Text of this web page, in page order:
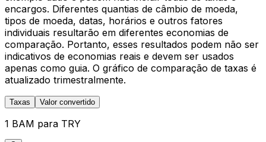
encargos. Diferentes quantias de câmbio de moeda,
tipos de moeda, datas, horários e outros fatores
individuais resultarão em diferentes economias de
comparação. Portanto, esses resultados podem não ser
indicativos de economias reais e devem ser usados
apenas como guia. O gráfico de comparação de taxas é
atualizado trimestralmente.
Taxas Valor convertido
1 BAM para TRY